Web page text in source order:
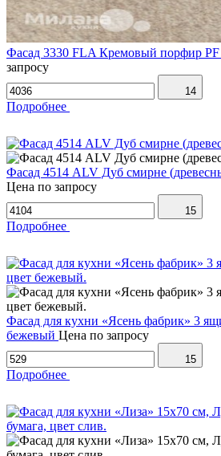
Фасад 3330 FLA Кремовый порфир PF
запросу
14
Подробнее
Фасад 4514 ALV Дуб смирне
Цена по запросу
15
Подробнее
Фасад для кухни «Ясень фабрик» 3
бежевый Цена по запросу
15
Подробнее